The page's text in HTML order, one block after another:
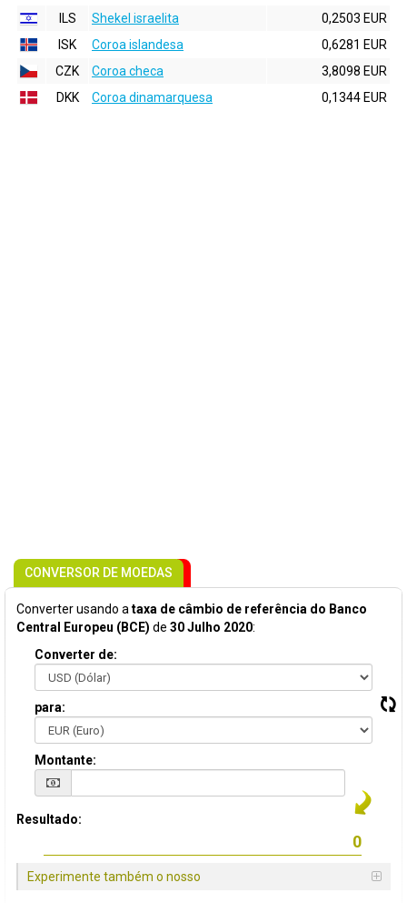
ILS
Shekel israelita
0,2503 EUR
ISK
Coroa islandesa
0,6281 EUR
CZK
Coroa checa
3,8098 EUR
DKK
Coroa dinamarquesa 0,1344 EUR
CONVERSOR DE MOEDAS
Converter usando a taxa de câmbio de referência do Banco
Central Europeu (BCE) de 30 Julho 2020:
Converter de:
para:
Montante:
Resultado:
Experimente também o nosso